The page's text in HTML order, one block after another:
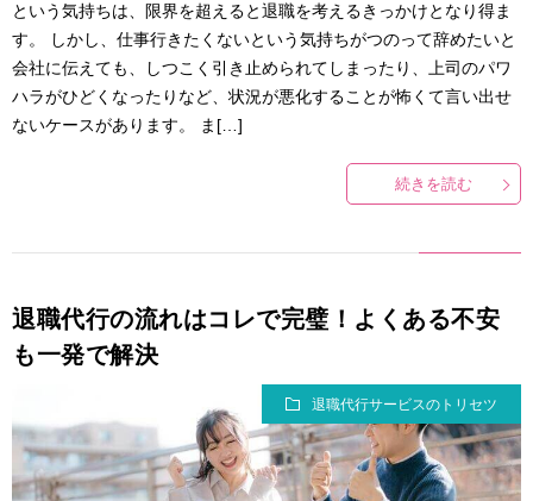
という気持ちは、限界を超えると退職を考えるきっかけとなり得ま
す。 しかし、仕事行きたくないという気持ちがつのって辞めたいと
会社に伝えても、しつこく引き止められてしまったり、上司のパワ
ハラがひどくなったりなど、状況が悪化することが怖くて言い出せ
ないケースがあります。 ま[…]
続きを読む
退職代行の流れはコレで完璧！よくある不安
も一発で解決
退職代行サービスのトリセツ